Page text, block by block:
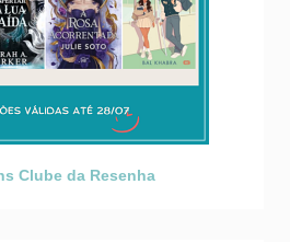
Clube da Resenha